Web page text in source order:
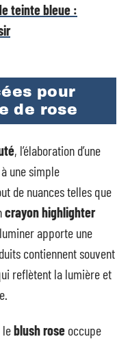
teinte bleue :
pour
de rose
, l’élaboration d’une
une simple
de nuances telles que
crayon highlighter
apporte une
contiennent souvent
reflètent la lumière et
leblush rose occupe